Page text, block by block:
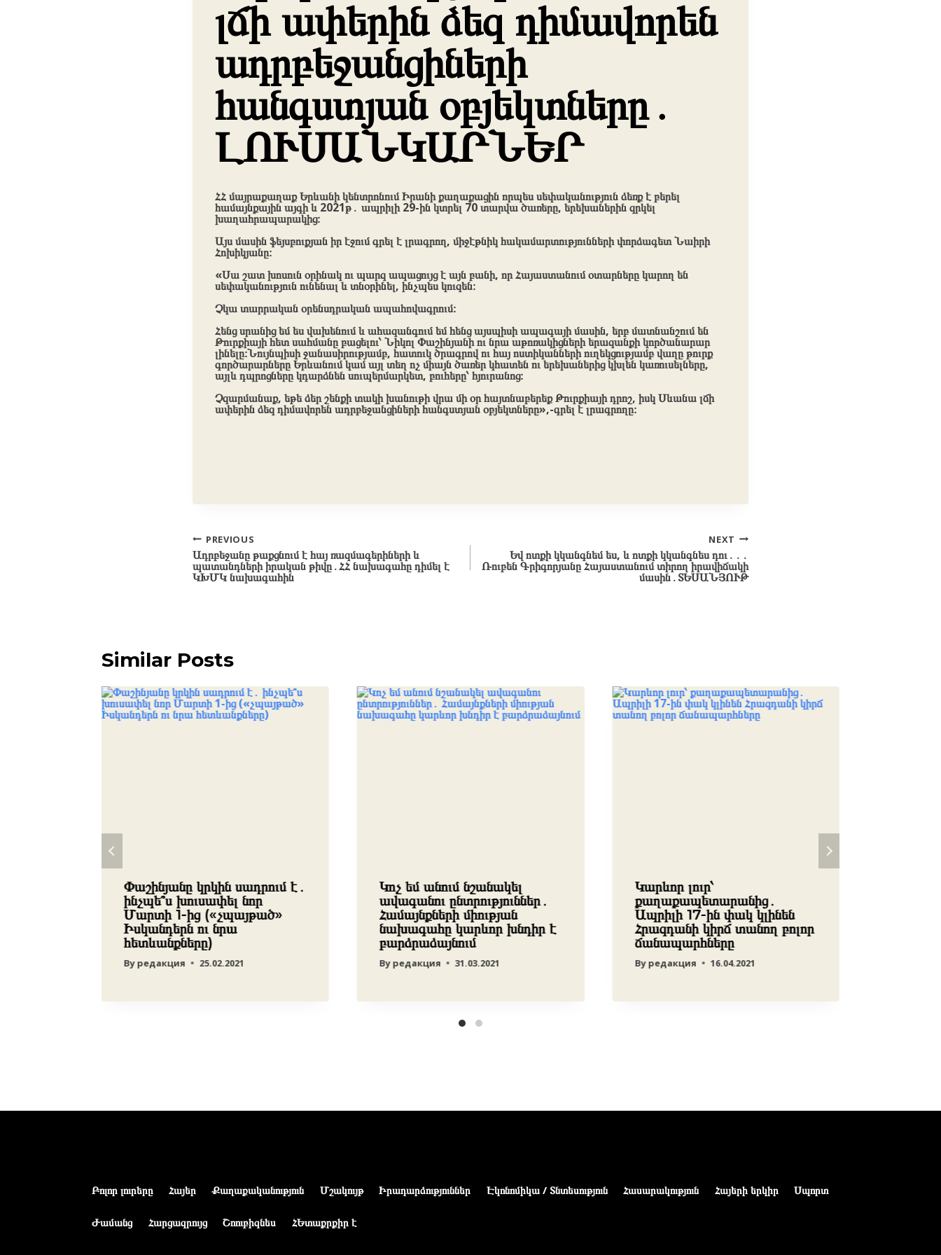
լճի ափերին ձեզ դիմավորեն
ադրբեջանցիների
հանգստյան օբյեկտները․
ԼՈՒՍԱՆԿԱՐՆԵՐ
ՀՀ մայրաքաղաք Երևանի կենտրոնում Իրանի քաղաքացին որպես սեփականություն ձեռք է բերել
համայնքային այգի և 2021թ․ ապրիլի 29-ին կտրել 70 տարվա ծառերը, երեխաներին զրկել
խաղահրապարակից։
Այս մասին ֆեյսբուքյան իր էջում գրել է լրագրող, միջէթնիկ հակամարտությունների փորձագետ Նաիրի
Հոխիկյանը։
«Սա շատ խոսուն օրինակ ու պարզ ապացույց է այն բանի, որ Հայաստանում օտարները կարող են
սեփականություն ունենալ և տնօրինել, ինչպես կուզեն։
Չկա տարրական օրենսդրական ապահովագրում։
Հենց սրանից եմ ես վախենում և ահազանգում եմ հենց այսպիսի ապագայի մասին, երբ մատնանշում են
Թուրքիայի հետ սահմանը բացելու՝ Նիկոլ Փաշինյանի ու նրա աթոռակիցների երազանքի կործանարար
լինելը։Նույնպիսի ջանասիրությամբ, հատուկ ծրագրով ու հայ ոստիկանների ուղեկցությամբ վաղը թուրք
գործարարները Երևանում կամ այլ տեղ ոչ միայն ծառեր կհատեն ու երեխաներից կխլեն կառուսելները,
այլև դպրոցները կդարձնեն սուպերմարկետ, բուհերը՝ հյուրանոց։
Չզարմանաք, եթե ձեր շենքի տակի խանութի վրա մի օր հայտնաբերեք Թուրքիայի դրոշ, իսկ Սևանա լճի
ափերին ձեզ դիմավորեն ադրբեջանցիների հանգստյան օբյեկտները»,-գրել է լրագրողը։
Post
navigation
PREVIOUS
Ադրբեջանը թաքցնում է հայ ռազմագերիների և
պատանդների իրական թիվը․ՀՀ նախագահը դիմել է
ԿԽՄԿ նախագահին
NEXT
Եվ ոտքի կկանգնեմ ես, և ոտքի կկանգնես դու․․․
Ռուբեն Գրիգորյանը Հայաստանում տիրող իրավիճակի
մասին․ՏԵՍԱՆՅՈՒԹ
Similar Posts
Փաշինյանը կրկին սադրում է․
ինչպե՞ս խուսափել նոր
Մարտի 1-ից («չպայթած»
Իսկանդերն ու նրա
հետևանքները)
Byредакция 25.02.2021
Կոչ եմ անում նշանակել
ավագանու ընտրություններ․
Համայնքների միության
նախագահը կարևոր խնդիր է
բարձրաձայնում
Byредакция 31.03.2021
Կարևոր լուր՝
քաղաքապետարանից․
Ապրիլի 17-ին փակ կլինեն
Հրազդանի կիրճ տանող բոլոր
ճանապարհները
By редакция 16.04.2021
Բոլոր լուրերը Հայեր Քաղաքականություն Մշակույթ Իրադարձություններ Էկոնոմիկա / Տնտեսություն Հասարակություն Հայերի երկիր Սպորտ
Ժամանց Հարցազրույց Շոուբիզնես ՀԵտաքրքիր է